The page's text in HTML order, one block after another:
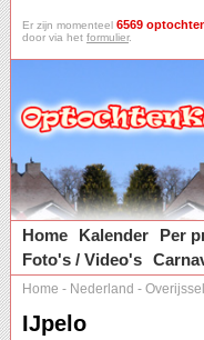
Er zijn momenteel 6569
door via het formulier.
Home
Kalender Per
Foto's / Video's
Home - Nederland - Overijssel
IJpelo